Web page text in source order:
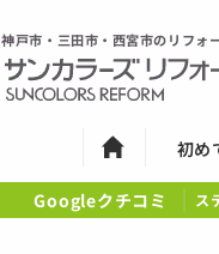
神戸市・三田市・西宮市のリフォ
初め
Googleクチコミ ス